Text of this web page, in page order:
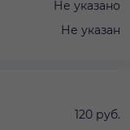
Не указано
Не указан
120 руб.